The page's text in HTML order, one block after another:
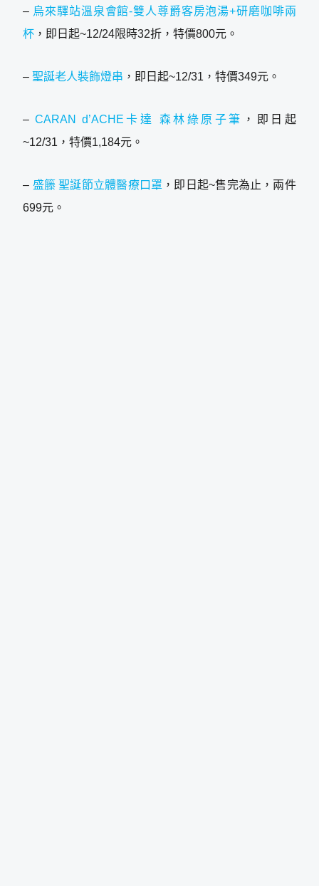
– 烏來驛站溫泉會館-雙人尊爵客房泡湯+研磨咖啡兩
杯 ，即日起~12/24限時32折，特價800元。
–聖誕老人裝飾燈串 ，即日起~12/31，特價349元。
– CARAN d’ACHE卡達 森林綠原子筆 ，即日起
~12/31，特價1,184元。
– 盛籐 聖誕節立體醫療口罩 ，即日起~售完為止，兩件
699元。